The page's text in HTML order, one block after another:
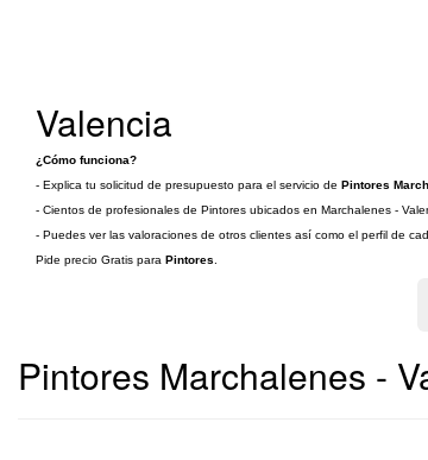
Valencia
¿Cómo funciona?
- Explica tu solicitud de presupuesto para el servicio de Pintores
- Cientos de profesionales de Pintores ubicados en Marchalenes -
- Puedes ver las valoraciones de otros clientes así como el perfil de
Pide precio Gratis para Pintores
Pintores Marchalenes -